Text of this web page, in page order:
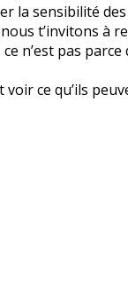
la sensibilité
t’invitons à
n’est pas
ce qu’ils